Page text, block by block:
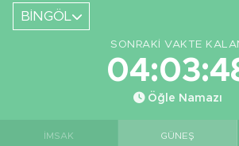
BİNGÖL
SONRAKI VAKTE
Öğle Namazı
İMSAK GÜNEŞ